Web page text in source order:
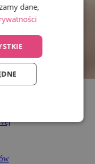
Biżuteria
dane,